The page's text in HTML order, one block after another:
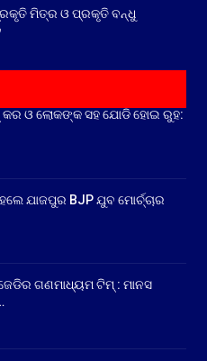
ମିତ୍ର ଓ ପ୍ରକୃତି ବନ୍ଧୁ
କର ଓ ଲୋକଙ୍କ ସହ ଯୋଡି ହୋଇ ରୁହ:
ଯାଜପୁର BJP ଯୁବ ମୋର୍ଚ୍ଚାର
ଗଣମାଧ୍ୟମ ଟିମ୍ : ମାନସ